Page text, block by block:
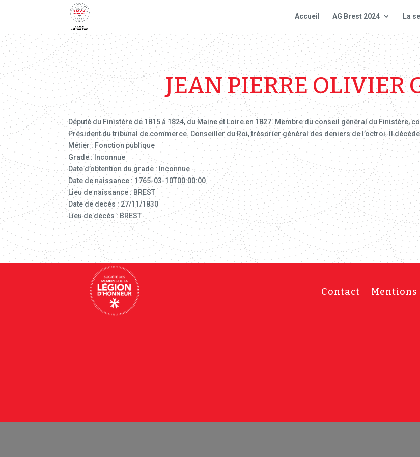
Accueil AG Brest 2024 La
JEAN PIERRE OLIVIER
Député du Finistère de 1815 à 1824, du Maine et Loire en 1827. Membre du conseil général du Finistère,
Président du tribunal de commerce. Conseiller du Roi, trésorier général des deniers de l’octroi. Il décède
Métier : Fonction publique
Grade : Inconnue
Date d’obtention du grade : Inconnue
Date de naissance : 1765-03-10T00:00:00
Lieu de naissance : BREST
Date de decès : 27/11/1830
Lieu de decès : BREST
Contact Mentions